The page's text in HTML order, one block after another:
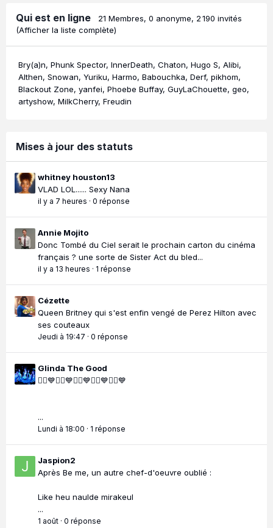
Qui est en ligne 21 Membres, 0 anonyme, 2 190 invités
(Afficher la liste complète)
Bry(a)n Phunk Spector InnerDeath Chaton Hugo S Alibi
Althen Snowan Yuriku Harmo Babouchka Derf pikhom
Blackout Zone yanfei Phoebe Buffay GuyLaChouette geo
artyshow MilkCherry Freudin
Mises à jour des statuts
whitney houston13
VLAD LOL...... Sexy Nana
il y a 7 heures · 0 réponse
Annie Mojito
Donc Tombé du Ciel serait le prochain carton du cinéma
français ? une sorte de Sister Act du bled...
il y a 13 heures · 1 réponse
Cézette
Queen Britney qui s'est enfin vengé de Perez Hilton avec
ses couteaux
Jeudi à 19:47 · 0 réponse
Glinda The Good
🧜‍♀️💙🧜‍♀️💙🧜‍♀️💙🧜‍♀️💙🧜‍♀️💙
...
Lundi à 18:00 · 1 réponse
Jaspion2
Après Be me, un autre chef-d'oeuvre oublié :
Like heu naulde mirakeul
...
1 août · 0 réponse